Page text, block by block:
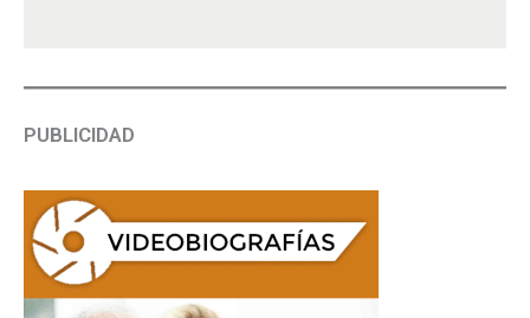
PUBLICIDAD